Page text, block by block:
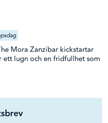
Mora Zanzibar kickstartar
ett lugn och en fridfullhet som